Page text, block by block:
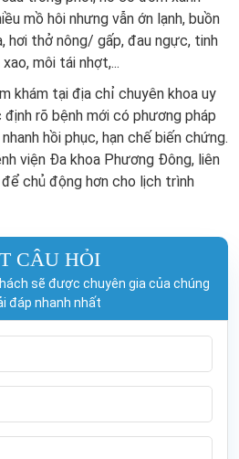
mồ hôi nhưng vẫn ớn lạnh, buồn
hơi thở nông/ gấp, đau ngực, tinh
môi tái nhợt,...
khám tại địa chỉ chuyên khoa uy
rõ bệnh mới có phương pháp
hồi phục, hạn chế biến chứng.
viện Đa khoa Phương Đông, liên
chủ động hơn cho lịch trình
CÂU HỎI
sẽ được chuyên gia của chúng
đáp nhanh nhất